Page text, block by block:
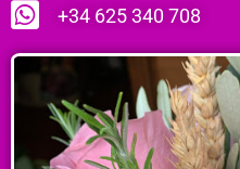
+34 625 340 708